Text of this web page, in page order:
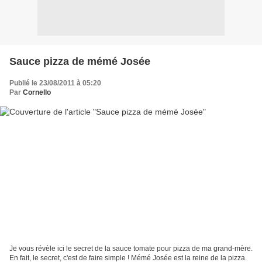
Sauce pizza de mémé Josée
Publié le 23/08/2011 à 05:20
Par Cornello
Je vous révèle ici le secret de la sauce tomate pour pizza de ma grand-mère.
En fait, le secret, c'est de faire simple ! Mémé Josée est la reine de la pizza.